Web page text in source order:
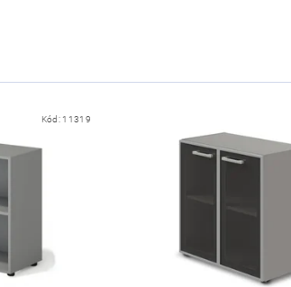
Kód: 11319